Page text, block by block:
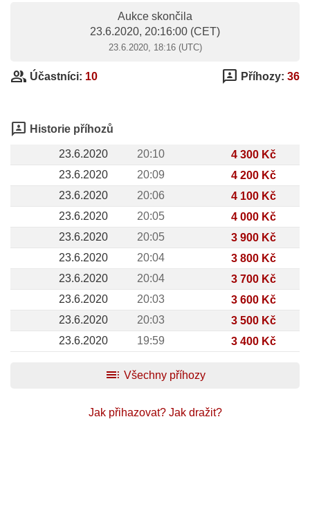
Aukce skončila
23.6.2020, 20:16:00 (CET)
23.6.2020, 18:16 (UTC)
group Účastníci: 10 3p Příhozy: 36
3p Historie příhozů
23.6.2020 20:10
4 300 Kč
23.6.2020
20:09
4 200 Kč
23.6.2020
20:06
4 100 Kč
23.6.2020
20:05
4 000 Kč
23.6.2020
20:05
3 900 Kč
23.6.2020
20:04
3 800 Kč
23.6.2020
20:04
3 700 Kč
23.6.2020
20:03
3 600 Kč
23.6.2020
20:03
3 500 Kč
23.6.2020
19:59 3 400 Kč
toc Všechny příhozy
Jak přihazovat? Jak dražit?